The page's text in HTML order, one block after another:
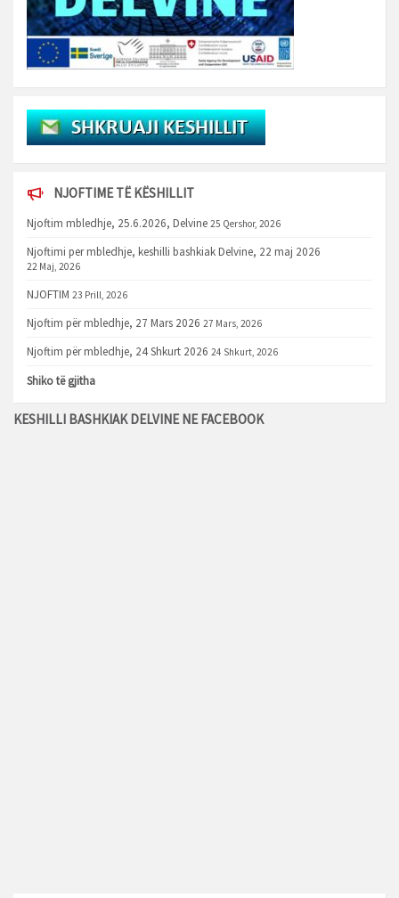
NJOFTIME TË KËSHILLIT
Njoftim mbledhje, 25.6.2026, Delvine 25 Qershor, 2026
Njoftimi per mbledhje, keshilli bashkiak Delvine, 22 maj 2026
22 Maj, 2026
NJOFTIM 23 Prill, 2026
Njoftim për mbledhje, 27 Mars 2026 27 Mars, 2026
Njoftim për mbledhje, 24 Shkurt 2026 24 Shkurt, 2026
Shiko të gjitha
KESHILLI BASHKIAK DELVINE NE FACEBOOK